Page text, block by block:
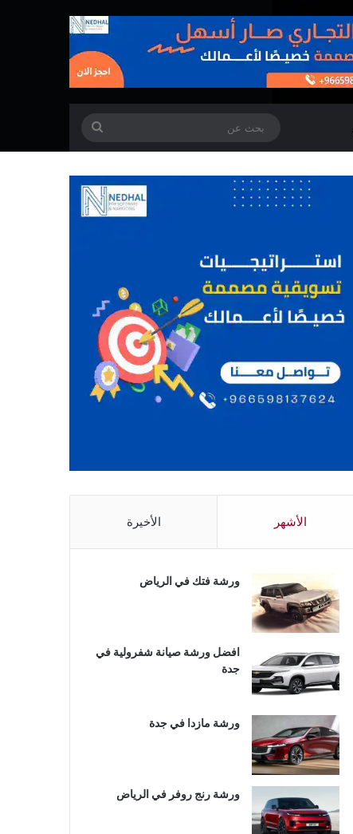
عن
الأشهر الأخيرة
ورشة فتك في الرياض
افضل ورشة صيانة شفرولية في
جدة
ورشة مازدا في جدة
ورشة رنج روفر في الرياض